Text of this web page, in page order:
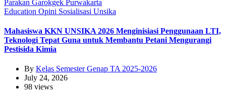
Education Opini Sosialisasi Unsika
Mahasiswa KKN UNSIKA 2026 Menginisiasi Penggunaan LTI,
Teknologi Tepat Guna untuk Membantu Petani Mengurangi
Pestisida Kimia
By Kelas Semester Genap TA 2025-2026
July 24, 2026
98 views